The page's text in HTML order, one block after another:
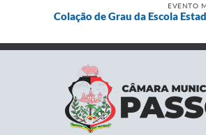
EVENTO
Colação de Grau da Escola